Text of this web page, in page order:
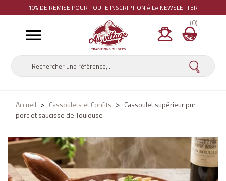
10% DE REMISE POUR TOUTE INSCRIPTION À LA NEWSLETTER

(0)
Accueil Cassoulets et Confits
Cassoulet supérieur pur
porc et saucisse de Toulouse